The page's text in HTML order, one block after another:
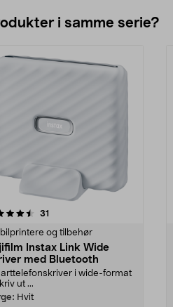
i samme serie?
31
og tilbehør
Instax Link Wide
med Bluetooth
i wide-format
ut ...
Hvit
4.5av 5 stjerner